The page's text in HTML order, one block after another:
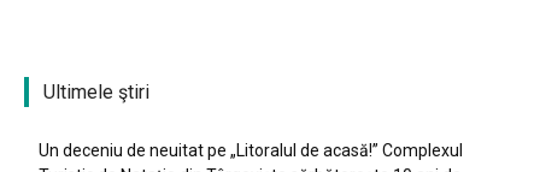
Ultimele ştiri
Un deceniu de neuitat pe „Litoralul de acasă!” Complexul